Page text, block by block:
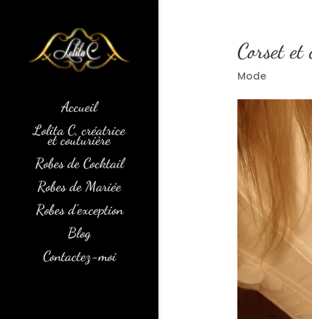
Accueil
Lolita C, créatrice
et couturière
Robes de Cocktail
Robes de Mariée
Robes d’exception
Blog
Contactez-moi
Corset et
Mode